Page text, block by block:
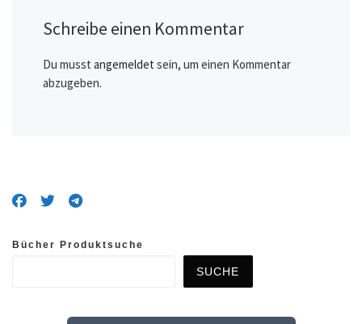
Schreibe einen Kommentar
Du musst angemeldet sein, um einen Kommentar
abzugeben.
Bücher Produktsuche
SUCHE